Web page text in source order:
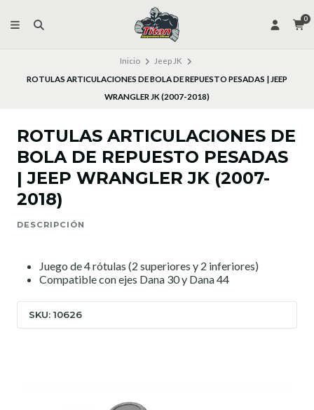
0
Inicio
Jeep JK
ROTULAS ARTICULACIONES DE BOLA DE REPUESTO PESADAS | JEEP
WRANGLER JK (2007-2018)
ROTULAS ARTICULACIONES DE
BOLA DE REPUESTO PESADAS
| JEEP WRANGLER JK (2007-
2018)
DESCRIPCIÓN
Juego de 4 rótulas (2 superiores y 2 inferiores)
Compatible con ejes Dana 30 y Dana 44
SKU: 10626